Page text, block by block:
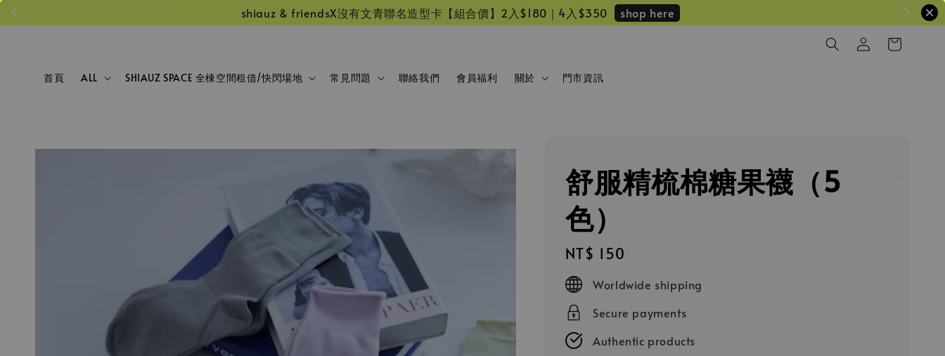
shiauz & friendsX沒有文青聯名造型卡【組合價】2入$180｜4入$350 shop here
首頁 ALL SHIAUZ SPACE 全棟空間租借/快閃場地 常見問題 聯絡我們 會員福利 關於 門市資訊
舒服精梳棉糖果襪（5
色）
Regular
price
NT$ 150
Worldwide shipping
Secure payments
Authentic products